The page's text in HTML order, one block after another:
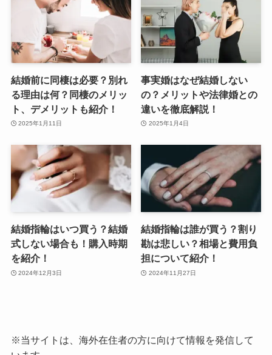
結婚前に同棲は必要？別れ
る理由は何？同棲のメリッ
ト、デメリットも紹介！
2025年1月11日
事実婚はなぜ結婚しない
の？メリットや法律婚との
違いを徹底解説！
2025年1月4日
結婚指輪はいつ買う？結婚
式しない場合も！購入時期
を紹介！
2024年12月3日
結婚指輪は誰が買う？割り
勘は悲しい？相場と費用負
担について紹介！
2024年11月27日
※当サイトは、海外在住者の方に向けて情報を発信して